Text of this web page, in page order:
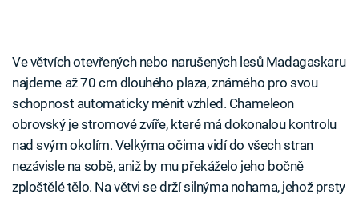
Ve větvích otevřených nebo narušených lesů Madagaskaru
najdeme až 70 cm dlouhého plaza, známého pro svou
schopnost automaticky měnit vzhled. Chameleon
obrovský je stromové zvíře, které má dokonalou kontrolu
nad svým okolím. Velkýma očima vidí do všech stran
nezávisle na sobě, aniž by mu překáželo jeho bočně
zploštělé tělo. Na větvi se drží silnýma nohama, jehož prsty